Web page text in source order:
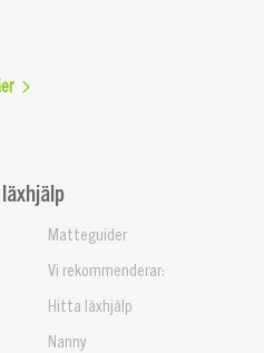
Matteguider
Vi rekommenderar:
Hitta läxhjälp
Nanny